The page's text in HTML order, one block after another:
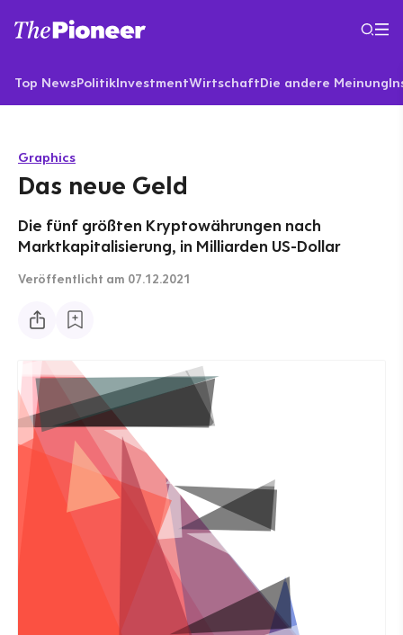
Top NewsPolitikInvestmentWirtschaftDie andere Meinung
Graphics
Das neue Geld
Die fünf größten Kryptowährungen nach
Marktkapitalisierung, in Milliarden US-Dollar
Veröffentlicht am 07.12.2021